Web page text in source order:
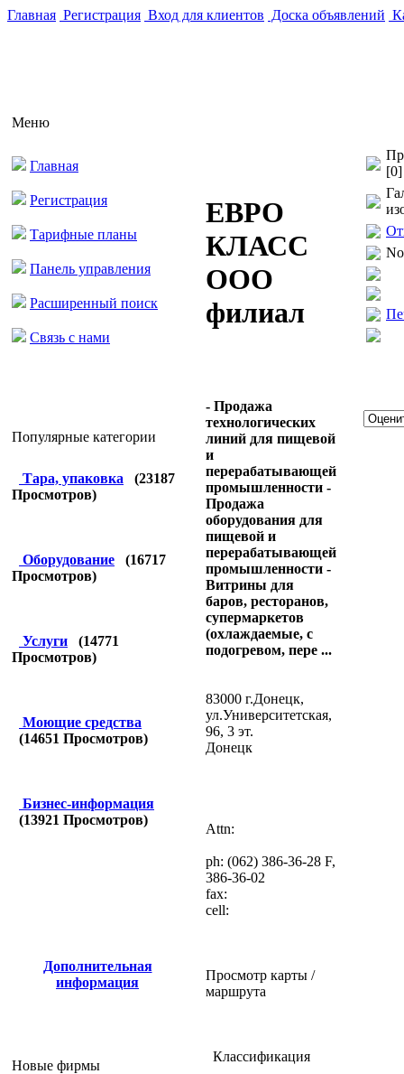
Главная Регистрация Вход для клиентов Доска объявлений
Меню
Главная
Регистрация
Тарифные планы
Панель управления
Расширенный поиск
Связь с нами
Популярные категории
Тара, упаковка (23187
Просмотров)
Оборудование (16717
Просмотров)
Услуги (14771
Просмотров)
Моющие средства
(14651 Просмотров)
Бизнес-информация
(13921 Просмотров)
Дополнительная
информация
Новые фирмы
ЕВРО
КЛАСС
ООО
филиал
- Продажа
технологических
линий для пищевой
и
перерабатывающей
промышленности -
Продажа
оборудования для
пищевой и
перерабатывающей
промышленности -
Витрины для
баров, ресторанов,
супермаркетов
(охлаждаемые, с
подогревом, пере ...
83000 г.Донецк,
ул.Университетская,
96, 3 эт.
Донецк
Attn:
ph: (062) 386-36-28 F,
386-36-02
fax:
cell:
Просмотр карты /
маршрута
Классификация
[0]